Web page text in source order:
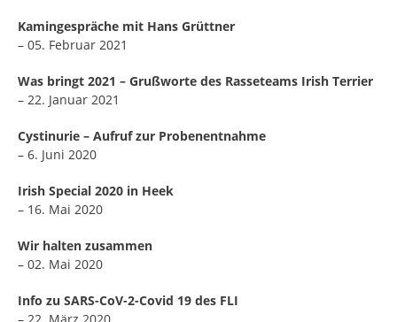
Kamingespräche mit Hans Grüttner
– 05. Februar 2021
Was bringt 2021 – Grußworte des Rasseteams Irish Terrier
– 22. Januar 2021
Cystinurie – Aufruf zur Probenentnahme
– 6. Juni 2020
Irish Special 2020 in Heek
– 16. Mai 2020
Wir halten zusammen
– 02. Mai 2020
Info zu SARS-CoV-2-Covid 19 des FLI